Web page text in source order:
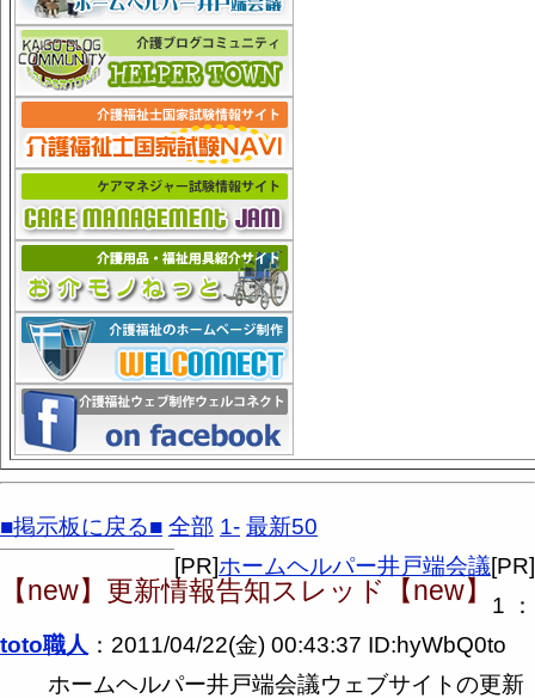
■掲示板に戻る■ 全部 1- 最新50
[PR]ホームヘルパー井戸端会議[PR]
【new】更新情報告知スレッド【new】
1 ：
toto職人 ：2011/04/22(金) 00:43:37 ID:hyWbQ0to
ホームヘルパー井戸端会議ウェブサイトの更新